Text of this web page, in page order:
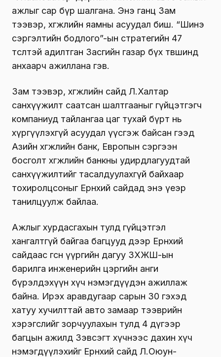
ажлыг сар бүр шалгана. Энэ ганц Зам
тээвэр, хөгжлийн яамны асуудал биш. “Шинэ
сэргэлтийн бодлого”-ын стратегийн 47
төсөлтэй адилтган Засгийн газар бүх төвшинд
анхаарч ажиллана гэв.
Зам тээвэр, хөгжлийн сайд Л.Халтар
санхүүжилт саатсан шалтгааныг гүйцэтгэгч
компаниуд тайлангаа цаг тухай бүрт нь
хүргүүлэхгүй асуудал үүсгэж байсан гээд
Азийн хөгжлийн банк, Европын сэргээн
босголт хөгжлийн банкны удирдлагуудтай
санхүүжилтийг тасалдуулахгүй байхаар
тохиролцсоныг Ерөнхий сайдад энэ үеэр
танилцуулж байлаа.
Ажлыг хурдасгахын тулд гүйцэтгэл
хангалтгүй байгаа багцууд дээр Ерөнхий
сайдаас өгсөн үүргийн дагуу ЗХЖШ-ын
барилга инженерийн цэргийн анги
бүрэлдэхүүн хүч нэмэгдүүдэн ажиллаж
байна. Ирэх аравдугаар сарын 30 гэхэд
хатуу хучилттай авто замаар тээврийн
хэрэгслийг зорчуулахын тулд 4 дүгээр
багцын ажилд Зэвсэгт хүчнээс дахин хүч
нэмэгдүүлэхийг Ерөнхий сайд Л.Оюун-